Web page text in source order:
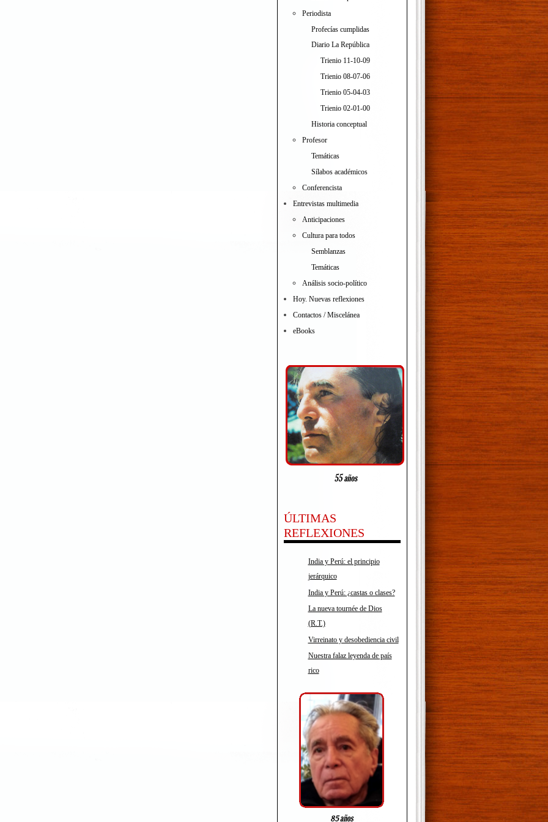
Periodista
Profecías cumplidas
Diario La República
Trienio 11-10-09
Trienio 08-07-06
Trienio 05-04-03
Trienio 02-01-00
Historia conceptual
Profesor
Temáticas
Sílabos académicos
Conferencista
Entrevistas multimedia
Anticipaciones
Cultura para todos
Semblanzas
Temáticas
Análisis socio-político
Hoy. Nuevas reflexiones
Contactos / Miscelánea
eBooks
ÚLTIMAS
REFLEXIONES
India y Perú: el principio
jerárquico
India y Perú: ¿castas o clases?
La nueva tournée de Dios
(R.T.)
Virreinato y desobediencia civil
Nuestra falaz leyenda de país
rico